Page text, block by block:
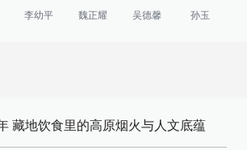
李幼平 魏正耀 吴德馨 孙玉
藏地饮食里的高原烟火与人文底蕴